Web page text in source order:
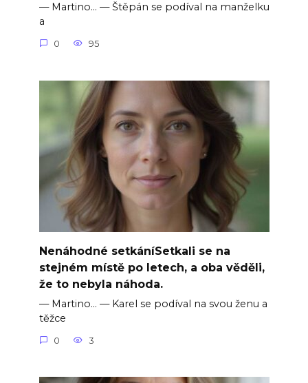
— Martino… — Štěpán se podíval na manželku
a
0 95
Nenáhodné setkáníSetkali se na
stejném místě po letech, a oba věděli,
že to nebyla náhoda.
— Martino… — Karel se podíval na svou ženu a
těžce
0 3